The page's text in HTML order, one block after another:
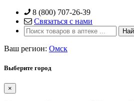
Skip
content
8 (800) 707-26-39
Связаться с нами
Ваш регион: Омск
Выберите город
×